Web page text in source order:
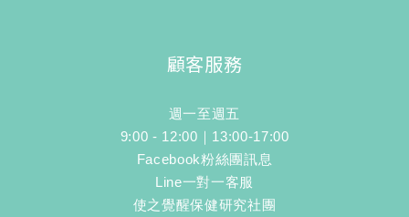
顧客服務
週一至週五
9:00 - 12:00｜13:00-17:00
Facebook粉絲團訊息
Line一對一客服
使之覺醒保健研究社團